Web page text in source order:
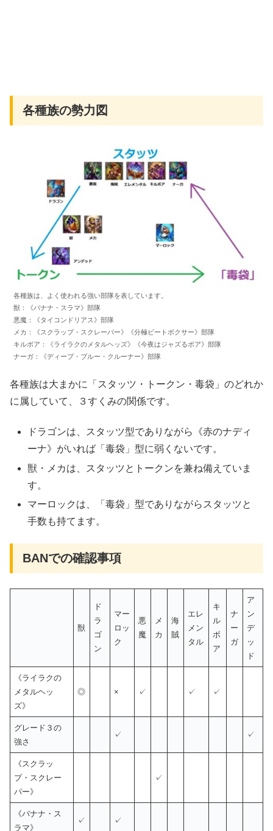
各種族の勢力図
各種族は、よく使われる強い部隊を表しています。
獣：《バナナ・スラマ》部隊
悪魔：《タイコンドリアス》部隊
メカ：《スクラップ・スクレーパー》《分極ビートボクサー》部隊
キルボア：《ライラクのメタルヘッズ》《今夜はジャズるボア》部隊
ナーガ：《ディープ・ブルー・クルーナー》部隊
各種族は大まかに「スタッツ・トークン・毒袋」のどれか
に属していて、３すくみの関係です。
ドラゴンは、スタッツ型でありながら《赤のナディ
ーナ》がいれば「毒袋」型に弱くないです。
獣・メカは、スタッツとトークンを兼ね備えていま
す。
マーロックは、「毒袋」型でありながらスタッツと
手数も持てます。
BANでの確認事項
獣
ド
ラ
ゴ
ン
マー
ロッ
ク
悪
魔
メ
カ
海
賊
エレ
メン
タル
キ
ル
ボ
ア
ナ
ー
ガ
ア
ン
デ
ッ
ド
《ライラクの
メタルヘッ
ズ》
◎ × ✓ ✓ ✓
グレード３の
強さ
✓ ✓
《スクラッ
プ・スクレー
パー》
✓
《バナナ・ス
ラマ》
✓ ✓